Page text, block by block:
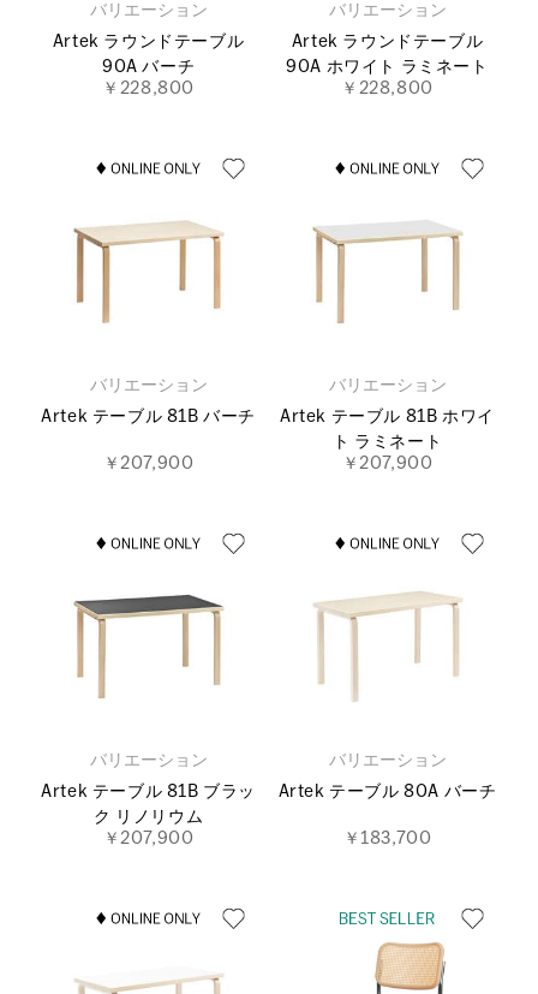
バリエーション
Artek ラウンドテーブル
90A バーチ
￥228,800
バリエーション
Artek ラウンドテーブル
90A ホワイト ラミネート
￥228,800
バリエーション
Artek テーブル 81B バーチ
￥207,900
バリエーション
Artek テーブル 81B ホワイ
ト ラミネート
￥207,900
バリエーション
Artek テーブル 81B ブラッ
ク リノリウム
￥207,900
バリエーション
Artek テーブル 80A バーチ
￥183,700